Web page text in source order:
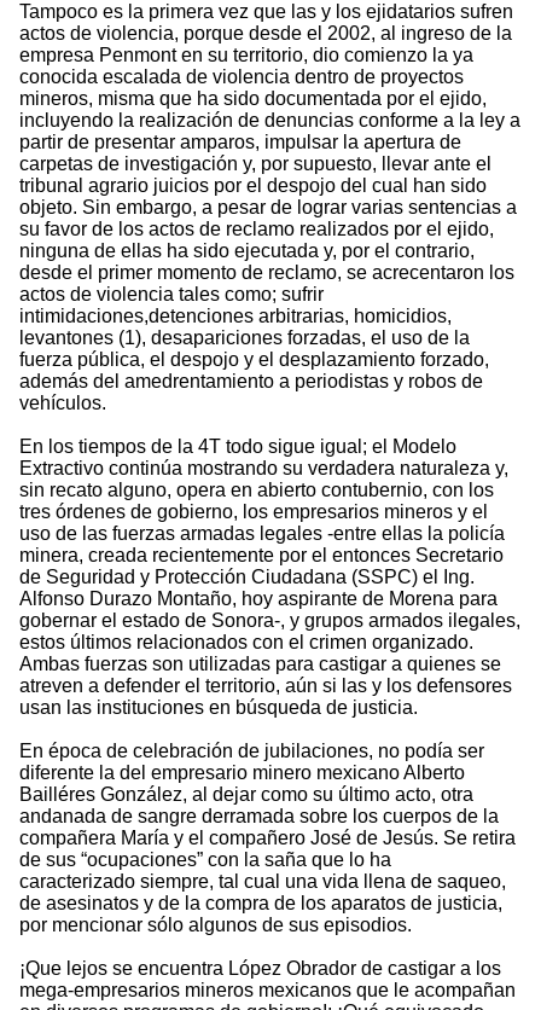
Tampoco es la primera vez que las y los ejidatarios sufren
actos de violencia, porque desde el 2002, al ingreso de la
empresa Penmont en su territorio, dio comienzo la ya
conocida escalada de violencia dentro de proyectos
mineros, misma que ha sido documentada por el ejido,
incluyendo la realización de denuncias conforme a la ley a
partir de presentar amparos, impulsar la apertura de
carpetas de investigación y, por supuesto, llevar ante el
tribunal agrario juicios por el despojo del cual han sido
objeto. Sin embargo, a pesar de lograr varias sentencias a
su favor de los actos de reclamo realizados por el ejido,
ninguna de ellas ha sido ejecutada y, por el contrario,
desde el primer momento de reclamo, se acrecentaron los
actos de violencia tales como; sufrir
intimidaciones,detenciones arbitrarias, homicidios,
levantones (1), desapariciones forzadas, el uso de la
fuerza pública, el despojo y el desplazamiento forzado,
además del amedrentamiento a periodistas y robos de
vehículos.
En los tiempos de la 4T todo sigue igual; el Modelo
Extractivo continúa mostrando su verdadera naturaleza y,
sin recato alguno, opera en abierto contubernio, con los
tres órdenes de gobierno, los empresarios mineros y el
uso de las fuerzas armadas legales -entre ellas la policía
minera, creada recientemente por el entonces Secretario
de Seguridad y Protección Ciudadana (SSPC) el Ing.
Alfonso Durazo Montaño, hoy aspirante de Morena para
gobernar el estado de Sonora-, y grupos armados ilegales,
estos últimos relacionados con el crimen organizado.
Ambas fuerzas son utilizadas para castigar a quienes se
atreven a defender el territorio, aún si las y los defensores
usan las instituciones en búsqueda de justicia.
En época de celebración de jubilaciones, no podía ser
diferente la del empresario minero mexicano Alberto
Bailléres González, al dejar como su último acto, otra
andanada de sangre derramada sobre los cuerpos de la
compañera María y el compañero José de Jesús. Se retira
de sus “ocupaciones” con la saña que lo ha
caracterizado siempre, tal cual una vida llena de saqueo,
de asesinatos y de la compra de los aparatos de justicia,
por mencionar sólo algunos de sus episodios.
¡Que lejos se encuentra López Obrador de castigar a los
mega-empresarios mineros mexicanos que le acompañan